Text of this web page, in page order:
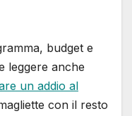
budget e
leggere anche
un addio al
con il resto